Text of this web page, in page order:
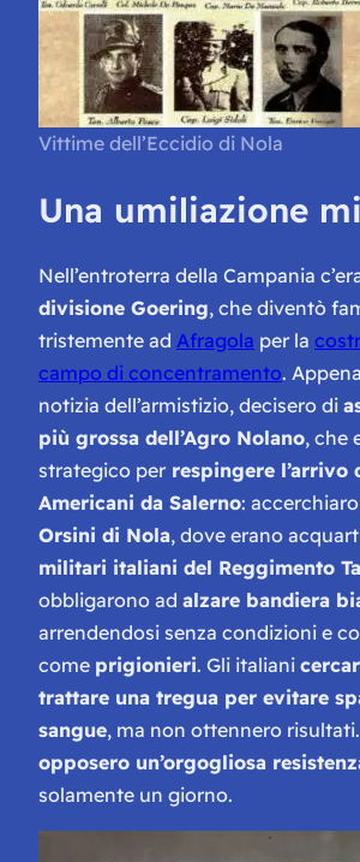
Vittime dell’Eccidio di Nola
Una umiliazione
Nell’entroterra della Campania
divisione Goering, che diventò
tristemente ad Afragola per la
campo di concentramento.
notizia dell’armistizio, decisero di
più grossa dell’Agro Nolano, che
strategico per respingere l’arrivo
Americani da Salerno:
Orsini di Nola, dove erano
militari italiani del Reggimento
obbligarono ad alzare bandiera
arrendendosi senza condizioni e
come prigionieri. Gli italiani
trattare una tregua per evitare
sangue, ma non ottennero
opposero un’orgogliosa
solamente un giorno.